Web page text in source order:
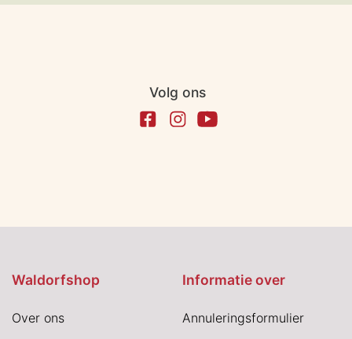
Volg ons
Waldorfshop
Over ons
Informatie over
Annuleringsformulier